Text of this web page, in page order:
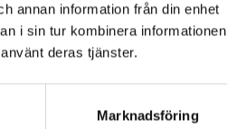
annan information från din enhet
i sin tur kombinera informationen
deras tjänster.
Marknadsföring